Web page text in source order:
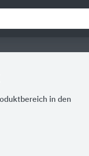
in den